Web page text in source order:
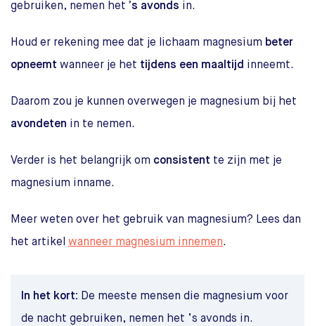
gebruiken, nemen het ’s avonds in.
Houd er rekening mee dat je lichaam magnesium beter
opneemt wanneer je het tijdens een maaltijd inneemt.
Daarom zou je kunnen overwegen je magnesium bij het
avondeten in te nemen.
Verder is het belangrijk om consistent te zijn met je
magnesium inname.
Meer weten over het gebruik van magnesium? Lees dan
het artikel wanneer magnesium innemen.
In het kort: De meeste mensen die magnesium voor
de nacht gebruiken, nemen het ’s avonds in.